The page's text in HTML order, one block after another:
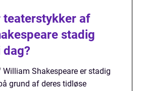
teaterstykker af
stadig
dag?
William Shakespeare er stadig
grund af deres tidløse